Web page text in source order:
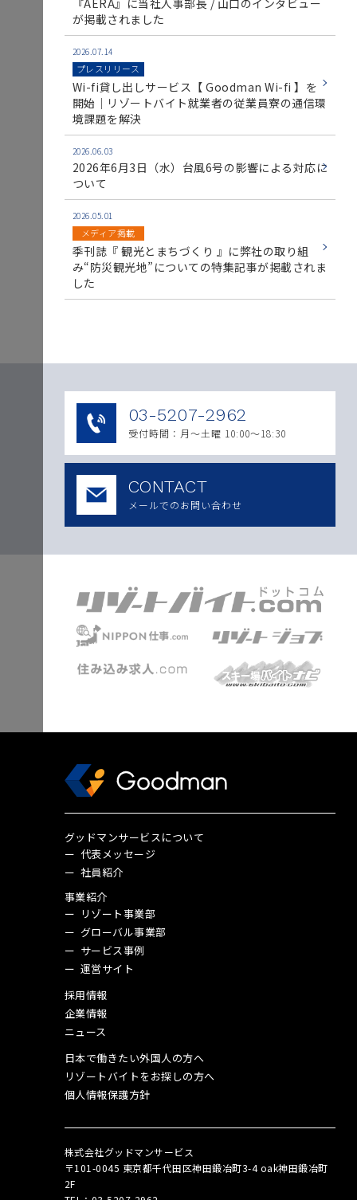
『AERA』に当社人事部長 / 山口のインタビュー
が掲載されました
2026.07.14
プレスリリース
Wi-fi貸し出しサービス【 Goodman Wi-fi 】を
開始｜リゾートバイト就業者の従業員寮の通信環
境課題を解決
2026.06.03
2026年6月3日（水）台風6号の影響による対応に
ついて
2026.05.01
メディア掲載
季刊誌『 観光とまちづくり 』に弊社の取り組
み“防災観光地”についての特集記事が掲載されま
した
03-5207-2962
受付時間：月〜土曜 10:00～18:30
CONTACT
メールでのお問い合わせ
グッドマンサービスについて
代表メッセージ
社員紹介
事業紹介
リゾート事業部
グローバル事業部
サービス事例
運営サイト
採用情報
企業情報
ニュース
日本で働きたい外国人の方へ
リゾートバイトをお探しの方へ
個人情報保護方針
株式会社グッドマンサービス
〒101-0045 東京都千代田区神田鍛冶町3-4 oak神田鍛冶町
2F